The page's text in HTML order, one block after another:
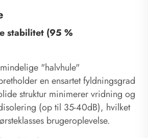
stabilitet (95 %
"halvhule"
en ensartet fyldningsgrad
struktur minimerer vridning og
(op til 35-40dB), hvilket
brugeroplevelse.